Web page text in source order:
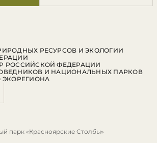
РЕСУРСОВ И ЭКОЛОГИИ
РОССИЙСКОЙ ФЕДЕРАЦИИ
И НАЦИОНАЛЬНЫХ ПАРКОВ
ЭКОРЕГИОНА
парк «Красноярские Столбы»